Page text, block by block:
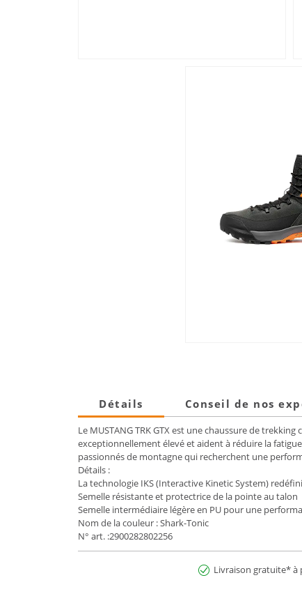
Détails Conseil de nos
Le MUSTANG TRK GTX est une chaussure de
exceptionnellement élevé et aident à réduire la
passionnés de montagne qui recherchent une
Détails :
La technologie IKS (Interactive Kinetic System)
Semelle résistante et protectrice de la pointe au talon
Semelle intermédiaire légère en PU pour une
Nom de la couleur : Shark-Tonic
N° art. :2900282802256
Livraison gratuite* à